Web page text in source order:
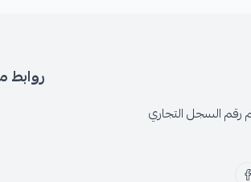
رقم السجل التجاري
روابط